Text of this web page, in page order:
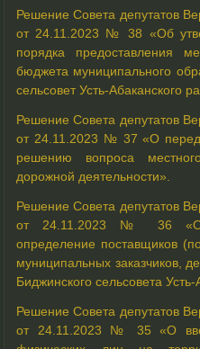
Решение Совета депутатов
от 24.11.2023 № 38 «Об
порядка предоставления
бюджета муниципального
сельсовет Усть-Абаканского
Решение Совета депутатов
от 24.11.2023 № 37 «О
решению вопроса
дорожной деятельности».
Решение Совета депутатов
от 24.11.2023 № 36 «О
определение поставщиков
муниципальных заказчиков,
Биджинского сельсовета Усть-
Решение Совета депутатов
от 24.11.2023 № 35 «О